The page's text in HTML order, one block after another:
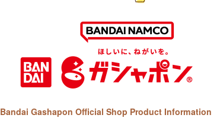
Bandai Gashapon Official Shop Product Information